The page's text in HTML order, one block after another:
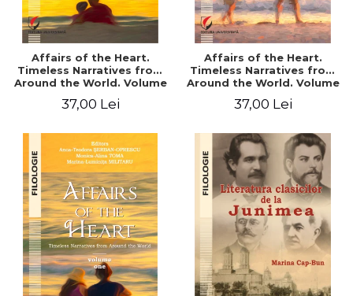
Affairs of the Heart.
Timeless Narratives from
Around the World. Volume
37,00 Lei
Affairs of the Heart.
Timeless Narratives from
Around the World. Volume
37,00 Lei